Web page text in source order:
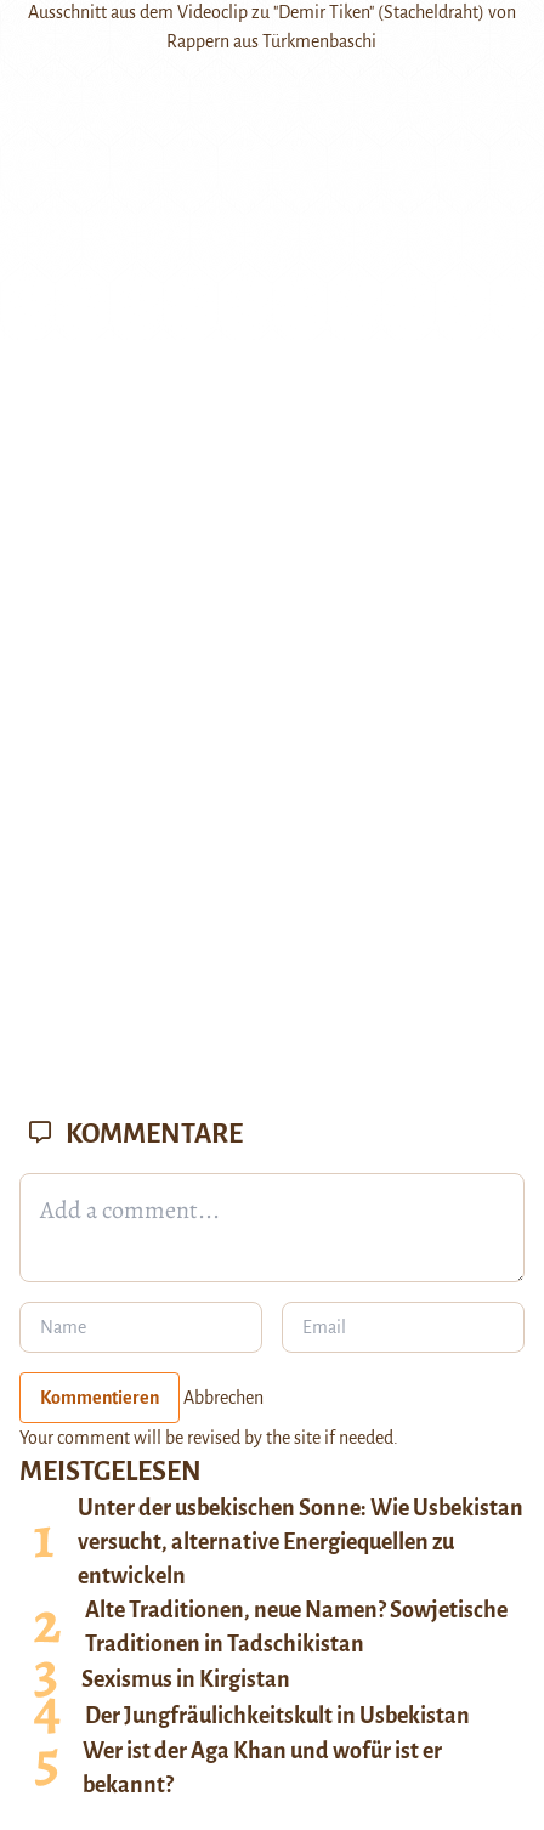
Ausschnitt aus dem Videoclip zu "Demir Tiken" (Stacheldraht) von
Rappern aus Türkmenbaschi
MEISTGELESEN
Unter der usbekischen Sonne: Wie Usbekistan
versucht, alternative Energiequellen zu
entwickeln
Alte Traditionen, neue Namen? Sowjetische
Traditionen in Tadschikistan
Sexismus in Kirgistan
Der Jungfräulichkeitskult in Usbekistan
Wer ist der Aga Khan und wofür ist er
bekannt?
KOMMENTARE
Kommentieren Abbrechen
Your comment will be revised by the site if needed.